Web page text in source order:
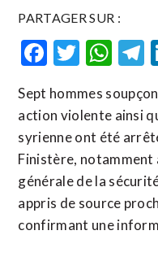
PARTAGER SUR :
Facebook
Sept hommes
action violente ainsi
syrienne ont été
Finistère, notamment
générale de la
appris de source
confirmant une